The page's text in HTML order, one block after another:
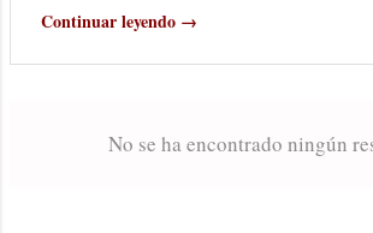
Continuar leyendo →
No se ha encontrado ningún